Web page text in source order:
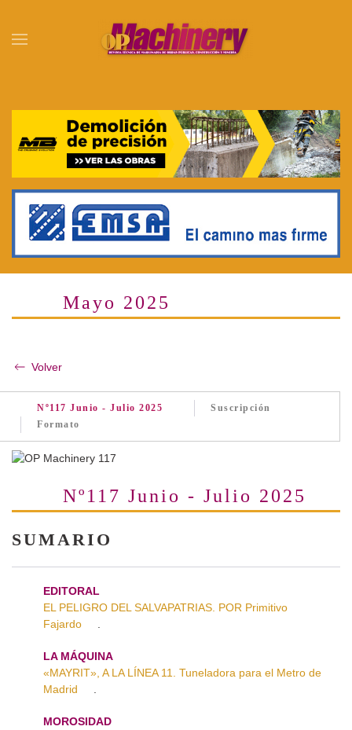
Skip to main content
Mayo 2025
Volver
Nº117 Junio - Julio 2025
Suscripción
Formato
Nº117 Junio - Julio 2025
SUMARIO
EDITORAL
EL PELIGRO DEL SALVAPATRIAS. POR Primitivo
Fajardo
LA MÁQUINA
«MAYRIT», A LA LÍNEA 11. Tuneladora para el Metro de
Madrid
MOROSIDAD